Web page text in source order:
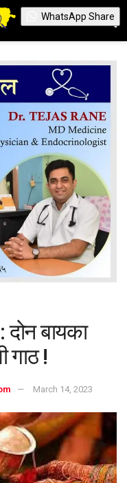
दोन बायका
गाठ !
March 14, 2023
WhatsApp Share